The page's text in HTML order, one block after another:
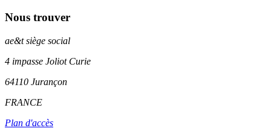
Nous trouver
ae&tsiège social
4 impasse Joliot Curie
64110 Jurançon
FRANCE
Plan d'accès